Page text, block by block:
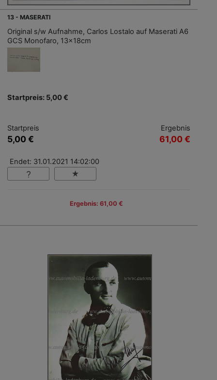
13 - MASERATI
Original s/w Aufnahme, Carlos Lostalo auf Maserati A6
GCS Monofaro, 13x18cm
Startpreis: 5,00 €
Startpreis
5,00 €
Ergebnis
61,00 €
Endet: 31.01.2021 14:02:00
Ergebnis: 61,00 €